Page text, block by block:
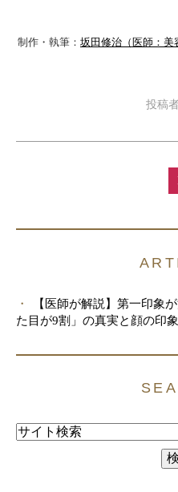
制作・執筆： 坂田修治（医師：
投稿
【医師が解説】第一印象
た目が9割」の真実と顔の印